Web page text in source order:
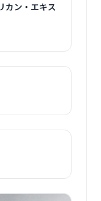
カン・エキス